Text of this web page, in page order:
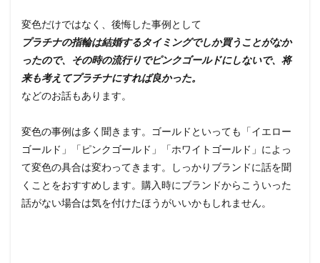
変色だけではなく、後悔した事例として
プラチナの指輪は結婚するタイミングでしか買うことがなか
ったので、その時の流行りでピンクゴールドにしないで、将
来も考えてプラチナにすれば良かった。
などのお話もあります。
変色の事例は多く聞きます。ゴールドといっても「イエロー
ゴールド」「ピンクゴールド」「ホワイトゴールド」によっ
て変色の具合は変わってきます。しっかりブランドに話を聞
くことをおすすめします。購入時にブランドからこういった
話がない場合は気を付けたほうがいいかもしれません。